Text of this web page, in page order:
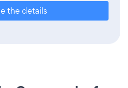
the details